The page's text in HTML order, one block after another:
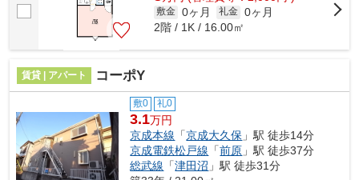
敷金 0ヶ月 礼金 0ヶ月
2階 / 1K / 16.00㎡
賃貸 | アパート コーポY
敷0 礼0
3.1万円
京成本線 「京成大久保 」駅 徒歩14分
京成電鉄松戸線 「前原 」駅 徒歩37分
総武線 「津田沼 」駅 徒歩31分